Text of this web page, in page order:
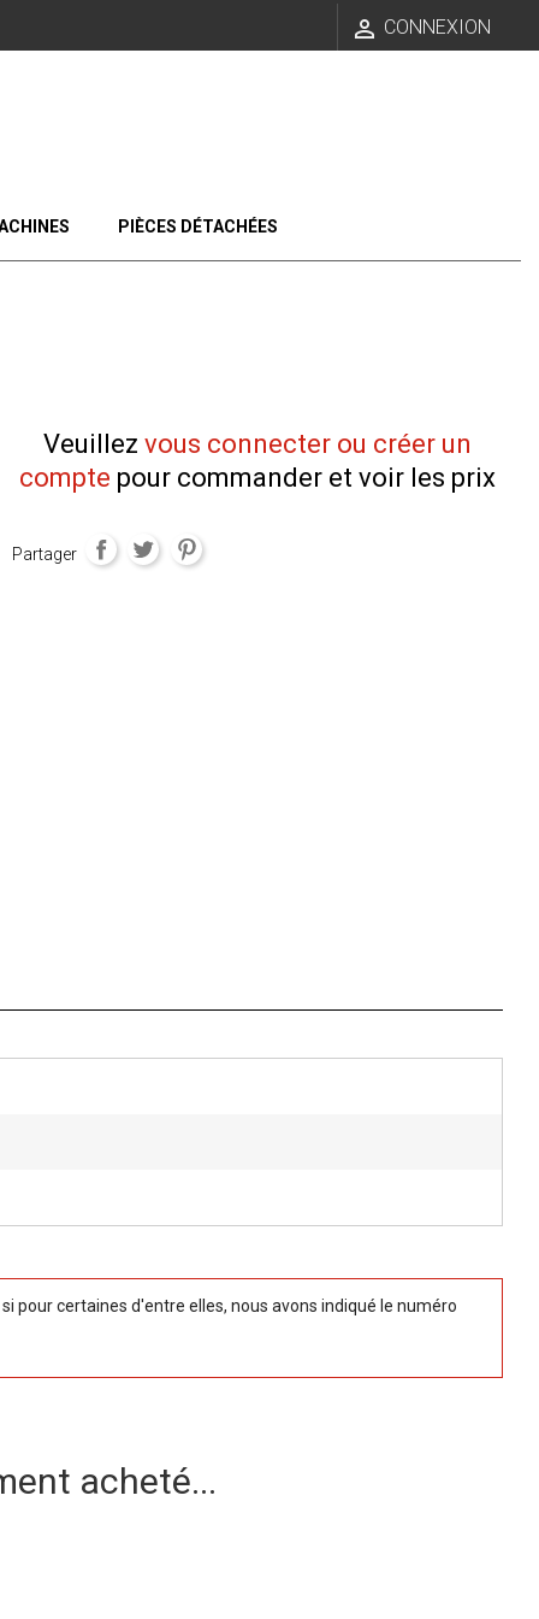
 CONNEXION
PIÈCES DÉTACHÉES
Veuillez vous connecter ou créer un
compte pour commander et voir les prix
Partager
pour certaines d'entre elles, nous avons indiqué le numéro
acheté...